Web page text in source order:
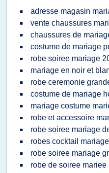
adresse magasin
vente chaussures
chaussures de
costume de mariage
robe soiree mariage
mariage en noir et
robe ceremonie
costume de mariage
mariage costume
robe et accessoire
robe soiree mariage
robes cocktail
robe soiree mariage
robe de soiree mariee